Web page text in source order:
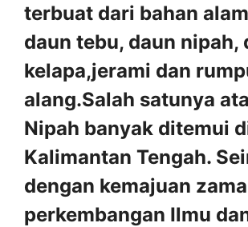
terbuat dari bahan
daun tebu, daun nipah,
kelapa,jerami dan
alang.Salah satunya
Nipah banyak ditemui
Kalimantan Tengah.
dengan kemajuan
perkembangan Ilmu